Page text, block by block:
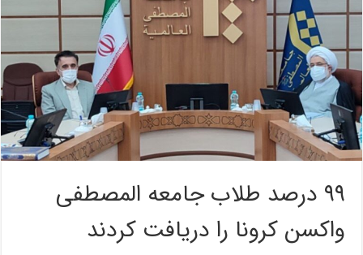
۹۹ درصد طلاب جامعه المصطفی
واکسن کرونا را دریافت کردند